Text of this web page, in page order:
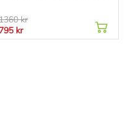
kr
795 kr